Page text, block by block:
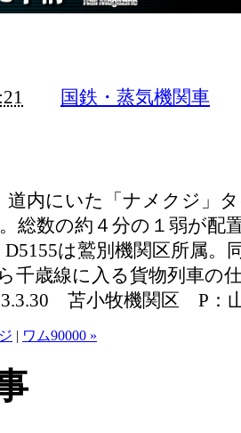
国鉄・蒸気機関車
道内にいた「ナメクジ」
総数の約４分の１弱が配
は鷲別機関区所属。
千歳線に入る貨物列車の
苫小牧機関区 P：
| ワム90000 »